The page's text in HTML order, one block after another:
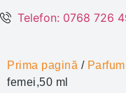
Telefon: 0768 726
Prima pagină /
femei,50 ml